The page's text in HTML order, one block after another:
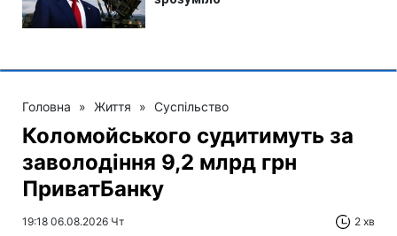
Головна » Життя » Суспільство
Коломойського судитимуть за
заволодіння 9,2 млрд грн
ПриватБанку
19:18 06.08.2026 Чт 2 хв